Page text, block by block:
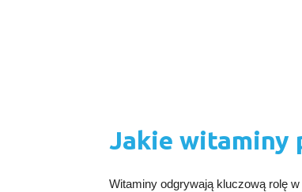
Jakie witaminy
Witaminy odgrywają kluczową rolę